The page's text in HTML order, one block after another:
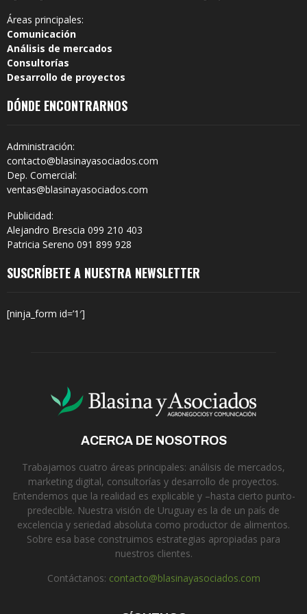
Áreas principales:
Comunicación
Análisis de mercados
Consultorías
Desarrollo de proyectos
DÓNDE ENCONTRARNOS
Administración:
contacto@blasinayasociados.com
Dep. Comercial:
ventas@blasinayasociados.com
Publicidad:
Alejandro Brescia 099 210 403
Patricia Sereno 091 899 928
SUSCRÍBETE A NUESTRA NEWSLETTER
[ninja_form id=’1′]
ACERCA DE NOSOTROS
Trabajamos cuatro áreas principales: análisis de mercados,
marketing digital, consultorías y desarrollo de proyectos.
Entendemos que la realidad es explicable y –hasta cierto punto-
predecible. Nuestra visión de Uruguay es la de un país de
excelencia y seriedad absoluta como productor de alimentos.
Sobre esa base construimos estrategias apropiadas para
nuestros clientes.
Contáctanos: contacto@blasinayasociados.com